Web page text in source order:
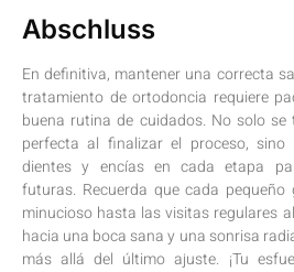
Abschluss
En definitiva, mantener ‌una correcta
tratamiento de ortodoncia ​requiere
buena rutina de cuidados. No solo
perfecta⁢ al finalizar el proceso,
⁤dientes y⁣ encías‍ en cada⁣ etapa
futuras. ‍Recuerda⁢ que ⁤cada pequeño
minucioso hasta las visitas regulares
hacia una ‌boca sana y ⁢una sonrisa
⁤más⁤ allá del último ajuste. ¡Tu‍